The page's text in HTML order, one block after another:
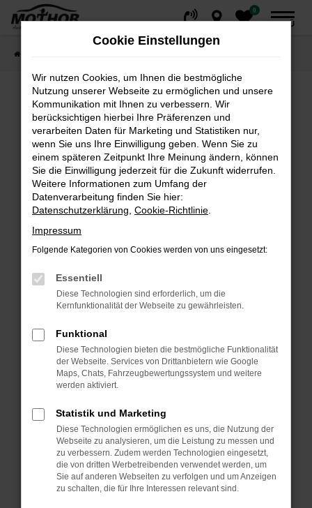
Zum
0
MENÜ
Fehler: Network Error
Beim Laden ist ein Fehler aufgetreten.
Hier sind ein paar Tipps, die dir helfen können:
Überprüfe deine Firewall und deine
Internetverbindung.
Suchmaschine?
Manche Erweiterungen, wie Werbeblocker,
können das Laden bestimmter Seiten
verhindern. Funktioniert die Seite in einem
Fenster?
Starte dein Gerät neu.
Das kann manchmal helfen, vorübergehende
Probleme zu beheben.
Stelle sicher, dass dein Browser und dein
Betriebssystem auf dem neuesten Stand
sind.
Veraltete Software birgt nicht nur ein
Sicherheitsrisiko, sondern kann auch dazu
führen, dass bestimmte Funktionen nicht mehr
Cookie Einstellungen
Wir nutzen Cookies, um Ihnen die bestmögliche
Nutzung unserer Webseite zu ermöglichen und unsere
Kommunikation mit Ihnen zu verbessern. Wir
berücksichtigen hierbei Ihre Präferenzen und
verarbeiten Daten für Marketing und Statistiken nur,
wenn Sie uns Ihre Einwilligung geben. Wenn Sie zu
einem späteren Zeitpunkt Ihre Meinung ändern, können
Sie die Einwilligung jederzeit für die Zukunft widerrufen.
Weitere Informationen zum Umfang der
Datenverarbeitung finden Sie hier:
Datenschutzerklärung Cookie-Richtlinie
Impressum
Folgende Kategorien von Cookies werden von uns eingesetzt:
Essentiell
Diese Technologien sind erforderlich, um die
Kernfunktionalität der Webseite zu gewährleisten.
Funktional
Diese Technologien bieten die bestmögliche Funktionalität
der Webseite. Services von Drittanbietern wie Google
Maps, Chats, Fahrzeugbewertungssystem und weitere
werden aktiviert.
Statistik und Marketing
Diese Technologien ermöglichen es uns, die Nutzung der
Webseite zu analysieren, um die Leistung zu messen und
zu verbessern. Zudem werden Technologien eingesetzt,
die von dritten Werbetreibenden verwendet werden, um
Sie auf anderen Webseiten zu verfolgen und um Anzeigen
zu schalten, die für Ihre Interessen relevant sind.